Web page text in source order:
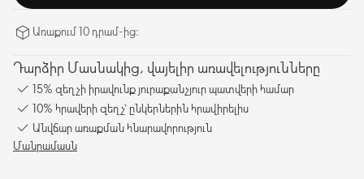
Առաքում 10 դրամ-ից։
Դարձիր Մասնակից, վայելիր առավելությունները
15% զեղչի իրավունք յուրաքանչյուր պատվերի համար
10% հրավերի զեղչ՝ ընկերներին հրավիրելիս
Անվճար առաքման հնարավորություն
Մանրամասն